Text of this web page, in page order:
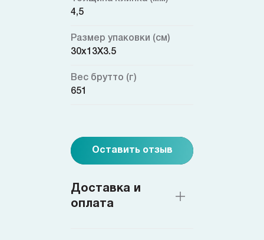
4,5
Размер упаковки (см)
30х13Х3.5
Вес брутто (г)
651
Оставить отзыв
Доставка и
оплата